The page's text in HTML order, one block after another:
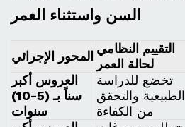
السن واستثناء العمر
المحور الإجرائي
التقييم النظامي
لحالة العمر
العروس أكبر
سناً بـ (5-10)
سنوات
تخضع للدراسة
الطبيعية والتحقق
من الكفاءة